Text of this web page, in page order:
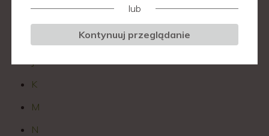
J
K
M
N
lub
Kontynuuj przeglądanie